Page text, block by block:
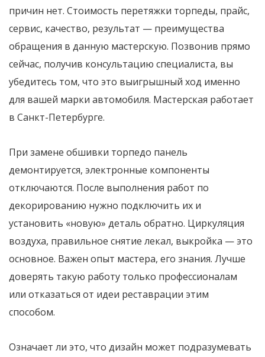
причин нет. Стоимость перетяжки торпеды, прайс,
сервис, качество, результат — преимущества
обращения в данную мастерскую. Позвонив прямо
сейчас, получив консультацию специалиста, вы
убедитесь том, что это выигрышный ход именно
для вашей марки автомобиля. Мастерская работает
в Санкт-Петербурге.
При замене обшивки торпедо панель
демонтируется, электронные компоненты
отключаются. После выполнения работ по
декорированию нужно подключить их и
установить «новую» деталь обратно. Циркуляция
воздуха, правильное снятие лекал, выкройка — это
основное. Важен опыт мастера, его знания. Лучше
доверять такую работу только профессионалам
или отказаться от идеи реставрации этим
способом.
Означает ли это, что дизайн может подразумевать